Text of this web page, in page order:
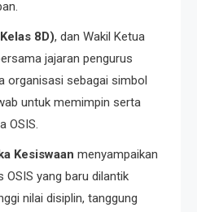
8D), dan Wakil Ketua
jajaran pengurus
organisasi sebagai simbol
untuk memimpin serta
OSIS.
Kesiswaan menyampaikan
OSIS yang baru dilantik
nilai disiplin, tanggung